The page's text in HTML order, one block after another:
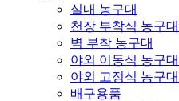
실내 농구대
천장 부착식 농구대
벽 부착 농구대
야외 이동식 농구대
야외 고정식 농구대
배구용품